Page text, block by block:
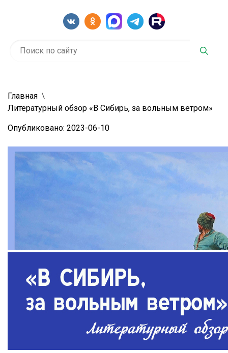
Главная
Литературный обзор «В Сибирь, за вольным ветром»
Опубликовано: 2023-06-10